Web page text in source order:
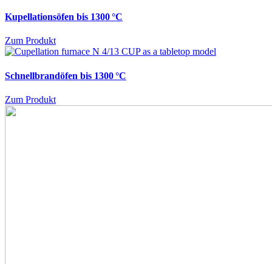
Kupellationsöfen bis 1300 °C
Zum Produkt
Schnellbrandöfen bis 1300 °C
Zum Produkt